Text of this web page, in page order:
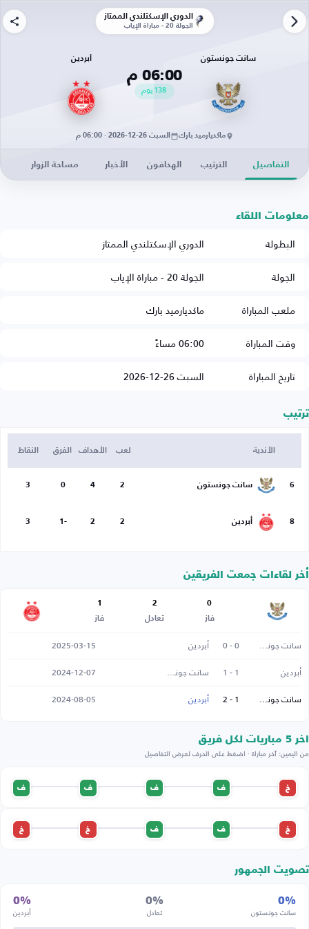
الدوري الإسكتلندي الممتاز
الجولة 20 - مباراة الإياب
سانت جونستون
06:00 م
138 يوم
أبردين
ماكديارميد بارك السبت 26-12-2026 · 06:00 م
التفاصيل الترتيب الهدافون الأخبار مساحة الزوار
معلومات اللقاء
البطولة
الدوري الإسكتلندي الممتاز
الجولة
الجولة 20 - مباراة الإياب
ملعب المباراة
ماكديارميد بارك
وقت المباراة
06:00 مساءً
تاريخ المباراة
السبت 26-12-2026
ترتيب
الأندية لعب الأهداف الفرق النقاط
6 سانت جونستون 2
4
0
3
8 أبردين 2
2
-1
3
أخر لقاءات جمعت الفريقين
0
فاز
2
تعادل
1
فاز
سانت جونستون 0 - 0 أبردين
2025-03-15
أبردين
1 - 1 سانت جونستون
2024-12-07
سانت جونستون
1 - 2 أبردين 2024-08-05
اخر 5 مباريات لكل فريق
من اليمين: آخر مباراة · اضغط على الحرف لعرض التفاصيل
خ ف ف ف ف
خ ف ف خ خ
تصويت الجمهور
0%
سانت جونستون
0%
تعادل
0%
أبردين